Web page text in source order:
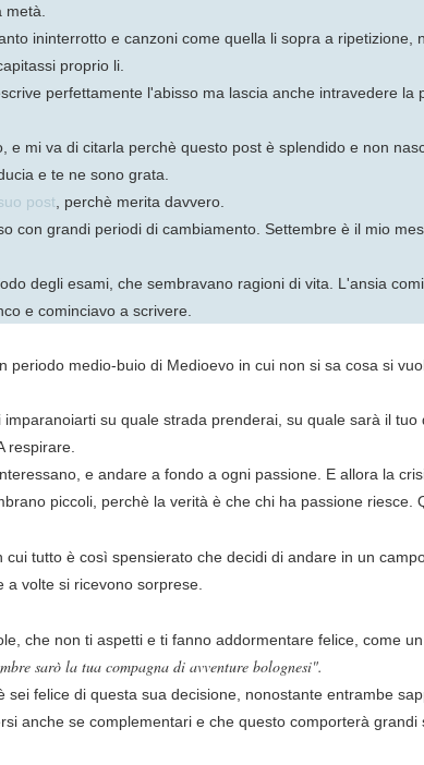
ininterrotto e canzoni come quella li sopra a ripetizione,
proprio li.
perfettamente l'abisso ma lascia anche intravedere
e mi va di citarla perchè questo post è splendido e non
e te ne sono grata.
post , perchè merita davvero.
con grandi periodi di cambiamento. Settembre è il mio
degli esami, che sembravano ragioni di vita. L'ansia
e cominciavo a scrivere.
periodo medio-buio di Medioevo in cui non si sa cosa si
su quale strada prenderai, su quale sarà il
respirare.
e andare a fondo a ogni passione. E allora la
piccoli, perchè la verità è che chi ha passione riesce.
tutto è così spensierato che decidi di andare in un
volte si ricevono sorprese.
che non ti aspetti e ti fanno addormentare felice, come
sarò la tua compagna di avventure bolognesi".
felice di questa sua decisione, nonostante entrambe
anche se complementari e che questo comporterà